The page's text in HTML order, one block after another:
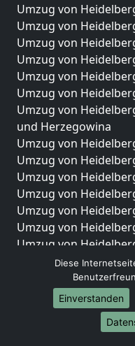
Umzug von
Umzug von
Umzug von
Umzug von
Umzug von
Umzug von
Umzug von
und Herzegowina
Umzug von
Umzug von
Umzug von
Umzug von
Umzug von
Umzug von
Umzug von
Umzug von
Umzug von
Umzug von
Umzug von
Umzug von
Diese
Einverstanden